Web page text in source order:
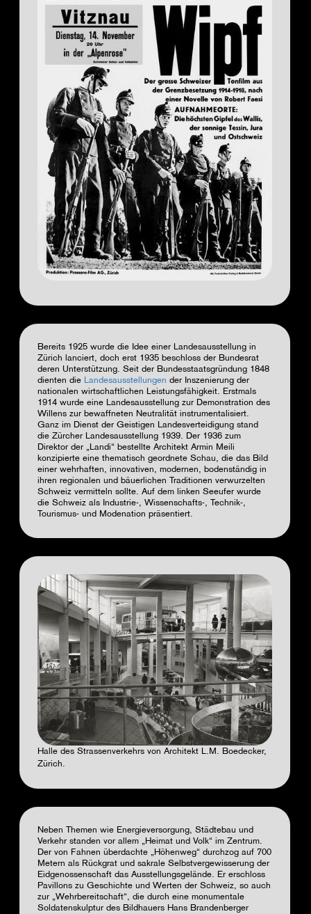
Bereits 1925 wurde die Idee einer Landesausstellung in
Zürich lanciert, doch erst 1935 beschloss der Bundesrat
deren Unterstützung. Seit der Bundesstaatsgründung 1848
dienten die Landesausstellungen der Inszenierung der
nationalen wirtschaftlichen Leistungsfähigkeit. Erstmals
1914 wurde eine Landesausstellung zur Demonstration des
Willens zur bewaffneten Neutralität instrumentalisiert.
Ganz im Dienst der Geistigen Landesverteidigung stand
die Zürcher Landesausstellung 1939. Der 1936 zum
Direktor der „Landi“ bestellte Architekt Armin Meili
konzipierte eine thematisch geordnete Schau, die das Bild
einer wehrhaften, innovativen, modernen, bodenständig in
ihren regionalen und bäuerlichen Traditionen verwurzelten
Schweiz vermitteln sollte. Auf dem linken Seeufer wurde
die Schweiz als Industrie-, Wissenschafts-, Technik-,
Tourismus- und Modenation präsentiert.
Halle des Strassenverkehrs von Architekt L.M. Boedecker,
Zürich.
Neben Themen wie Energieversorgung, Städtebau und
Verkehr standen vor allem „Heimat und Volk“ im Zentrum.
Der von Fahnen überdachte „Höhenweg“ durchzog auf 700
Metern als Rückgrat und sakrale Selbstvergewisserung der
Eidgenossenschaft das Ausstellungsgelände. Er erschloss
Pavillons zu Geschichte und Werten der Schweiz, so auch
zur „Wehrbereitschaft“, die durch eine monumentale
Soldatenskulptur des Bildhauers Hans Brandenberger